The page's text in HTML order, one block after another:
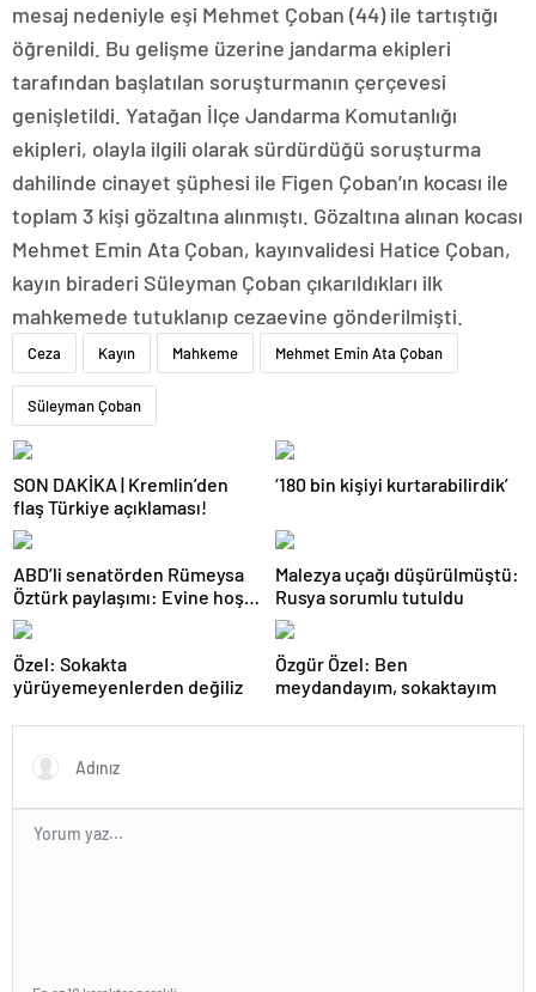
mesaj nedeniyle eşi Mehmet Çoban (44) ile tartıştığı
öğrenildi. Bu gelişme üzerine jandarma ekipleri
tarafından başlatılan soruşturmanın çerçevesi
genişletildi. Yatağan İlçe Jandarma Komutanlığı
ekipleri, olayla ilgili olarak sürdürdüğü soruşturma
dahilinde cinayet şüphesi ile Figen Çoban’ın kocası ile
toplam 3 kişi gözaltına alınmıştı. Gözaltına alınan kocası
Mehmet Emin Ata Çoban, kayınvalidesi Hatice Çoban,
kayın biraderi Süleyman Çoban çıkarıldıkları ilk
mahkemede tutuklanıp cezaevine gönderilmişti.
Ceza Kayın Mahkeme Mehmet Emin Ata Çoban
Süleyman Çoban
SON DAKİKA | Kremlin’den
flaş Türkiye açıklaması!
‘180 bin kişiyi kurtarabilirdik’
ABD’li senatörden Rümeysa
Öztürk paylaşımı: Evine hoş
geldin!
Malezya uçağı düşürülmüştü:
Rusya sorumlu tutuldu
Özel: Sokakta
yürüyemeyenlerden değiliz
Özgür Özel: Ben
meydandayım, sokaktayım